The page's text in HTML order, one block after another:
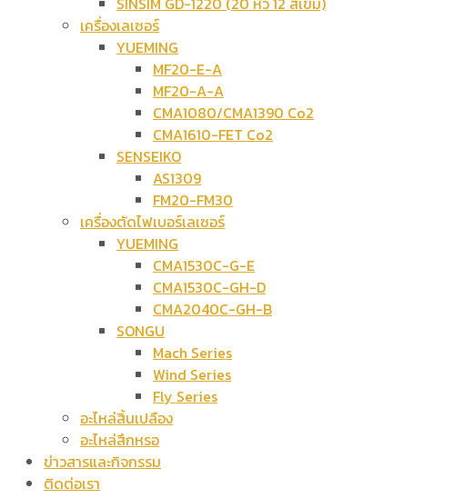
เครื่องเลเซอร์
YUEMING
MF20-E-A
MF20-A-A
CMA1080/CMA1390 Co2
CMA1610-FET Co2
SENSEIKO
AS1309
FM20-FM30
เครื่องตัดไฟเบอร์เลเซอร์
YUEMING
CMA1530C-G-E
CMA1530C-GH-D
CMA2040C-GH-B
SONGU
Mach Series
Wind Series
Fly Series
อะไหล่สิ้นเปลือง
อะไหล่สึกหรอ
ข่าวสารและกิจกรรม
ติดต่อเรา